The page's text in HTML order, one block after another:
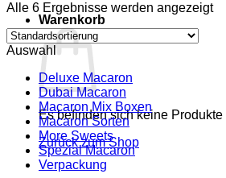
Warenkorb
Es befinden sich keine Produkte
Zurück zum Shop
Alle 6 Ergebnisse werden angezeigt
Auswahl
Deluxe Macaron
Dubai Macaron
Macaron Mix Boxen
Macaron Sorten
More Sweets
Spezial Macaron
Verpackung